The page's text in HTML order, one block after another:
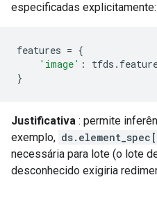
especificadas explicitamente:
features = {
'image' : tfds .
}
Justificativa : permite
exemplo,
necessária para lote (o lote
desconhecido exigiria